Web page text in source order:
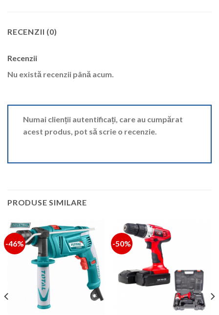
RECENZII (0)
Recenzii
Nu există recenzii până acum.
Numai clienții autentificați, care au cumpărat
acest produs, pot să scrie o recenzie.
PRODUSE SIMILARE
-46% -50%